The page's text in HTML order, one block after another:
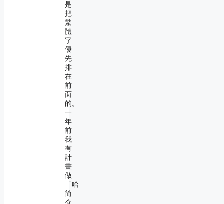
是
把
繁
體
字
優
先
排
在
前
面
的。
一
年
前
我
有
計
畫
做
「哈
简